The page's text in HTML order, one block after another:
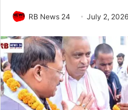
RB News 24 July 2, 2026